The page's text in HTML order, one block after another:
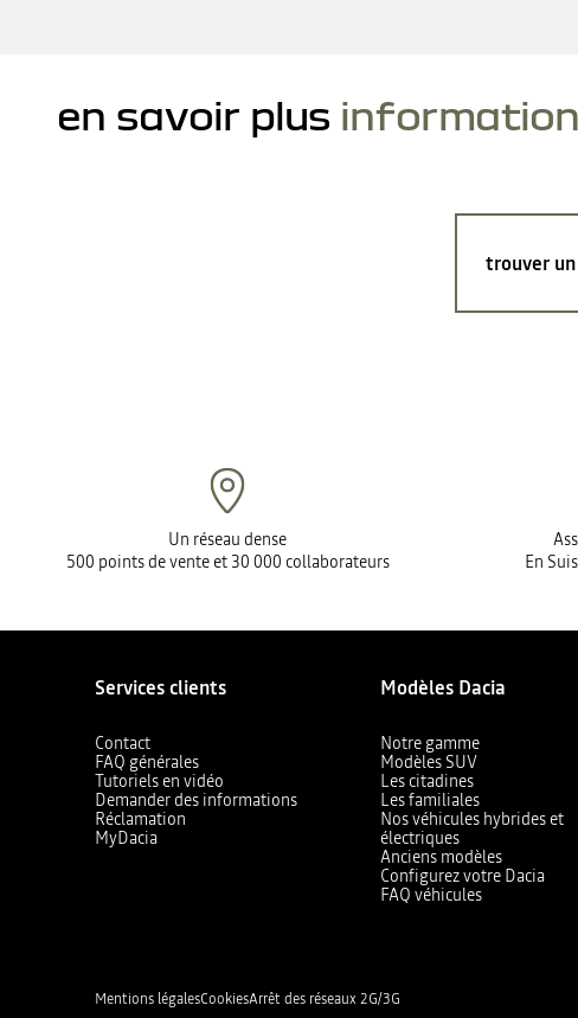
en savoir plus information
trouver un
Un réseau dense
500 points de vente et 30 000 collaborateurs
En
Services clients
Contact
FAQ générales
Tutoriels en vidéo
Demander des informations
Réclamation
MyDacia
Modèles Dacia
Notre gamme
Modèles SUV
Les citadines
Les familiales
Nos véhicules hybrides et
électriques
Anciens modèles
Configurez votre Dacia
FAQ véhicules
Mentions légalesCookiesArrêt des réseaux 2G/3G